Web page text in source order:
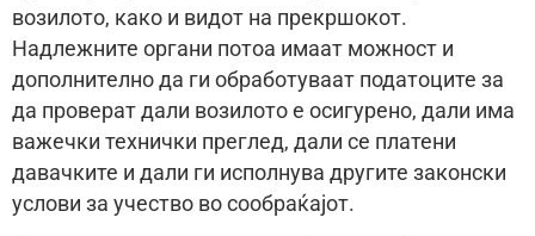
возилото, како и видот на прекршокот.
Надлежните органи потоа имаат можност и
дополнително да ги обработуваат податоците за
да проверат дали возилото е осигурено, дали има
важечки технички преглед, дали се платени
давачките и дали ги исполнува другите законски
услови за учество во сообраќајот.